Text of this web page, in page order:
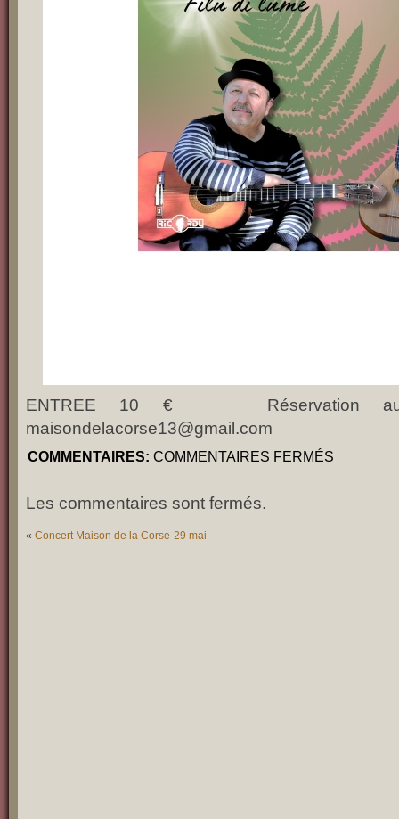
ENTREE 10 € Réservation au
maisondelacorse13@gmail.com
COMMENTAIRES: COMMENTAIRES FERMÉS
Les commentaires sont fermés.
« Concert Maison de la Corse-29 mai